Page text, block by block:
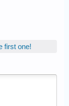
first one!